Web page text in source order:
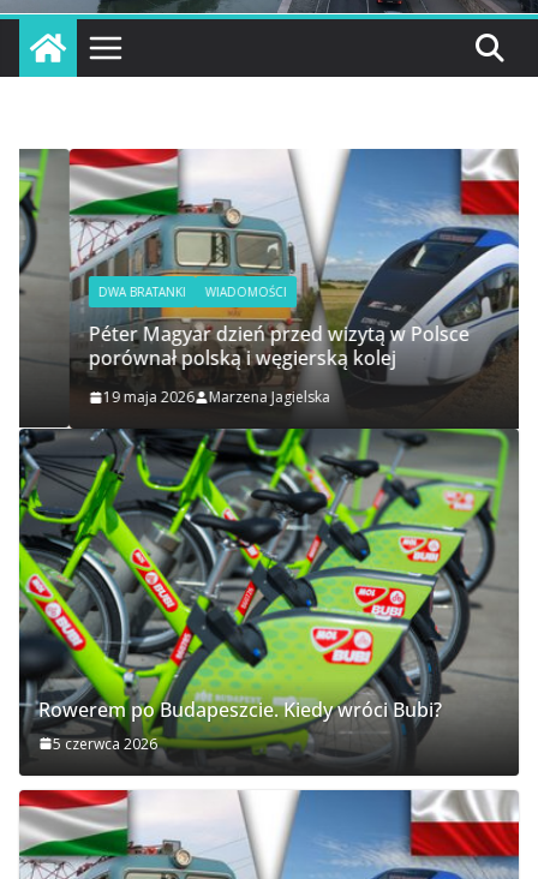
DWA BRATANKI WIADOMOŚCI
Péter Magyar dzień przed wizytą w Polsce
porównał polską i węgierską kolej
19 maja 2026 Marzena Jagielska
Rowerem po Budapeszcie. Kiedy wróci Bubi?
5 czerwca 2026